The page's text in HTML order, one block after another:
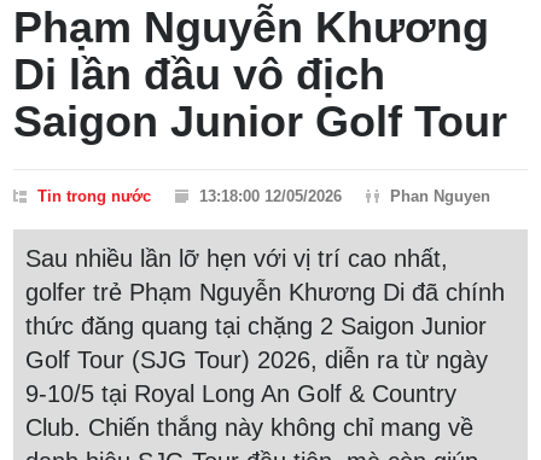
Phạm Nguyễn Khương
Di lần đầu vô địch
Saigon Junior Golf Tour
Tin trong nước 13:18:00 12/05/2026 Phan Nguyen
Sau nhiều lần lỡ hẹn với vị trí cao nhất,
golfer trẻ Phạm Nguyễn Khương Di đã chính
thức đăng quang tại chặng 2 Saigon Junior
Golf Tour (SJG Tour) 2026, diễn ra từ ngày
9-10/5 tại Royal Long An Golf & Country
Club. Chiến thắng này không chỉ mang về